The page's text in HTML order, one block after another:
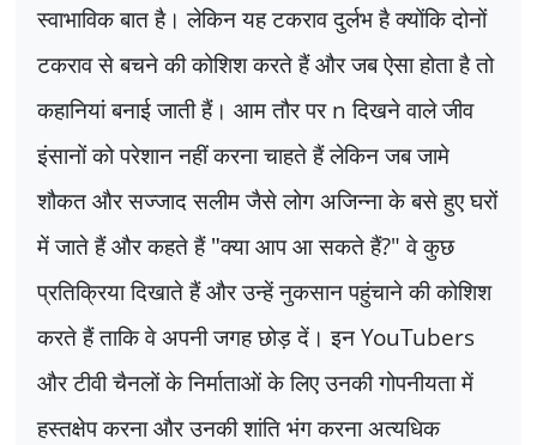
स्वाभाविक बात है। लेकिन यह टकराव दुर्लभ है क्योंकि दोनों
टकराव से बचने की कोशिश करते हैं और जब ऐसा होता है तो
कहानियां बनाई जाती हैं। आम तौर परnदिखने वाले जीव
इंसानों को परेशान नहीं करना चाहते हैं लेकिन जब जामे
शौकत और सज्जाद सलीम जैसे लोग अजिन्ना के बसे हुए घरों
में जाते हैं और कहते हैं "क्या आप आ सकते हैं?"वे कुछ
प्रतिक्रिया दिखाते हैं और उन्हें नुकसान पहुंचाने की कोशिश
करते हैं ताकि वे अपनी जगह छोड़ दें। इनYouTubers
और टीवी चैनलों के निर्माताओं के लिए उनकी गोपनीयता में
हस्तक्षेप करना और उनकी शांति भंग करना अत्यधिक